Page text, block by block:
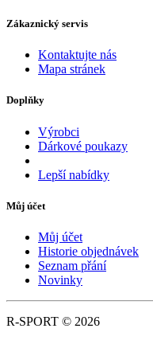
Zákaznický servis
Kontaktujte nás
Mapa stránek
Doplňky
Výrobci
Dárkové poukazy
Lepší nabídky
Můj účet
Můj účet
Historie objednávek
Seznam přání
Novinky
R-SPORT © 2026